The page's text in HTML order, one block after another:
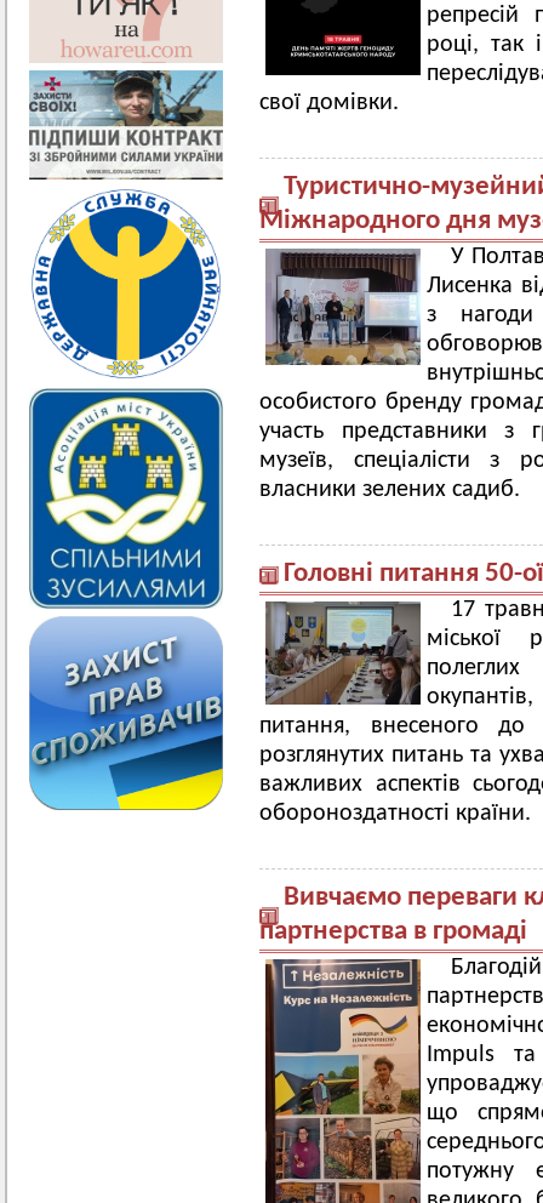
репресій
році, так
свої домівки.
Туристично-
Міжнародного дня
У
Лисенка
з
особистого бренду
участь представники з
музеїв, спеціалісти з
власники зелених садиб.
Головні питання 50-
17
міської
питання, внесеного
розглянутих питань та
важливих аспектів
обороноздатності країни.
Вивчаємо переваги
партнерства в громаді
Impuls та
що
потужну